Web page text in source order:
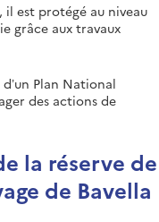
il est protégé au niveau
grâce aux travaux
Plan National
des actions de
la réserve de
de Bavella